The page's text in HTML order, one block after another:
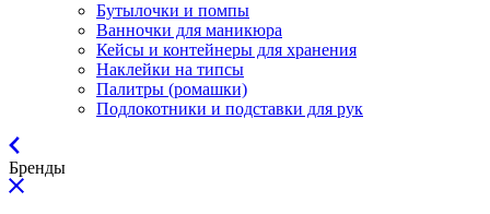
Бутылочки и помпы
Ванночки для маникюра
Кейсы и контейнеры для хранения
Наклейки на типсы
Палитры (ромашки)
Подлокотники и подставки для рук
Бренды